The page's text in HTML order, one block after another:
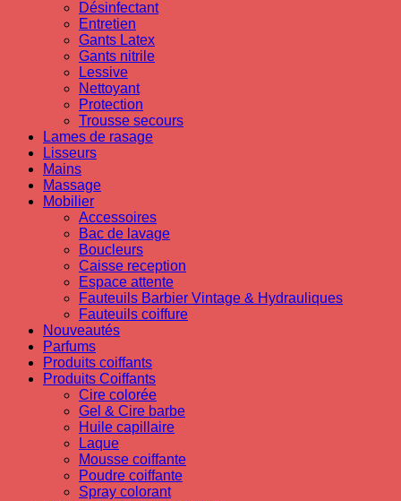
Désinfectant
Entretien
Gants Latex
Gants nitrile
Lessive
Nettoyant
Protection
Trousse secours
Lames de rasage
Lisseurs
Mains
Massage
Mobilier
Accessoires
Bac de lavage
Boucleurs
Caisse reception
Espace attente
Fauteuils Barbier Vintage & Hydrauliques
Fauteuils coiffure
Nouveautés
Parfums
Produits coiffants
Produits Coiffants
Cire colorée
Gel & Cire barbe
Huile capillaire
Laque
Mousse coiffante
Poudre coiffante
Spray colorant